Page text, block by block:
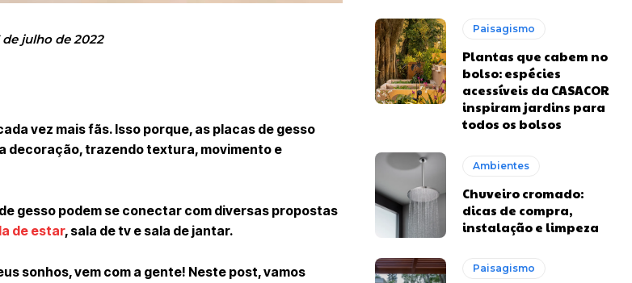
de julho de 2022
vez mais fãs. Isso porque, as placas de gesso
decoração, trazendo textura, movimento e
gesso podem se conectar com diversas propostas
de estar, sala de tv e sala de jantar.
sonhos, vem com a gente! Neste post, vamos
Paisagismo
Plantas que cabem no
bolso: espécies
acessíveis da CASACOR
inspiram jardins para
todos os bolsos
Ambientes
Chuveiro cromado:
dicas de compra,
instalação e limpeza
Paisagismo